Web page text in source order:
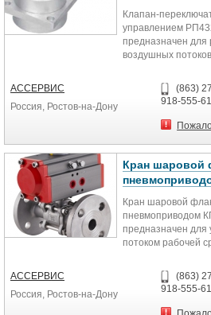
Клапан-
управлением
предназначен для
воздушных
пневмосистем
Технические
Тип
очистки 25 мкм)
Присоединение
Рабочее
Рабочая
АССЕРВИС
Россия, Ростов-на-Дону
(863)
918-555-
Кран шаровой
Кран шаровой
пневмоприводом
предназначен для
потоком рабочей
Особенности:
Стандарт
Технические
АССЕРВИС
Россия, Ростов-на-Дону
(863)
918-555-